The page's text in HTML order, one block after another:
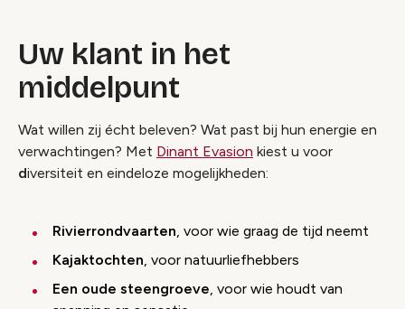
Uw klant in het
middelpunt
Wat willen zij écht beleven? Wat past bij hun energie en
verwachtingen? Met Dinant Evasion kiest u voor
diversiteit en eindeloze mogelijkheden:
Rivierrondvaarten, voor wie graag de tijd neemt
Kajaktochten, voor natuurliefhebbers
Een oude steengroeve, voor wie houdt van